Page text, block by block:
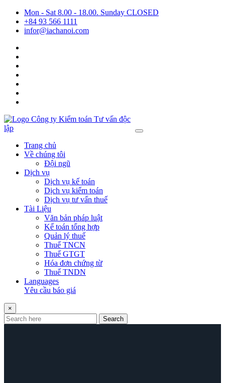
Mon - Sat 8.00 - 18.00. Sunday CLOSED
+84 93 566 1111
infor@iachanoi.com
Trang chủ
Về chúng tôi
Đội ngũ
Dịch vụ
Dịch vụ kế toán
Dịch vụ kiểm toán
Dịch vụ tư vấn thuế
Tài Liệu
Văn bản pháp luật
Kế toán tổng hợp
Quản lý thuế
Thuế TNCN
Thuế GTGT
Hóa đơn chứng từ
Thuế TNDN
Languages
Yêu cầu báo giá
×
Search